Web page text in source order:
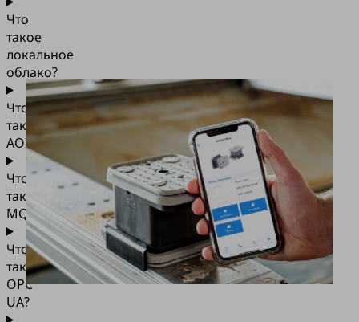
Что
такое
локальное
облако?
Что
такое
AOI?
Что
такое
MQTT?
Что
такое
OPC
UA?